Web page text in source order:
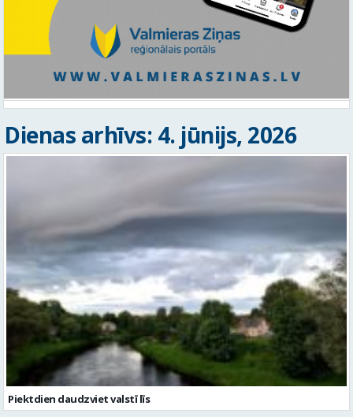
Dienas arhīvs: 4. jūnijs, 2026
Piektdien daudzviet valstī līs